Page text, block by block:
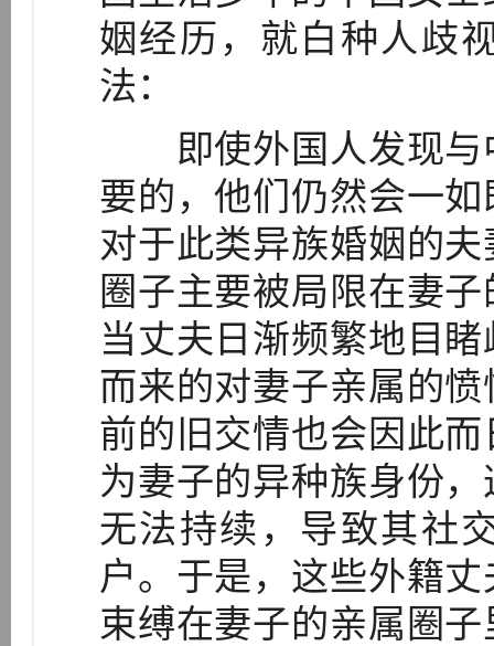
姻经历，就白种人歧
法：
即使外国人发现与
要的，他们仍然会一
对于此类异族婚姻的
圈子主要被局限在妻
当丈夫日渐频繁地目
而来的对妻子亲属的
前的旧交情也会因此
为妻子的异种族身份
无法持续，导致其社
户。于是，这些外籍
束缚在妻子的亲属圈